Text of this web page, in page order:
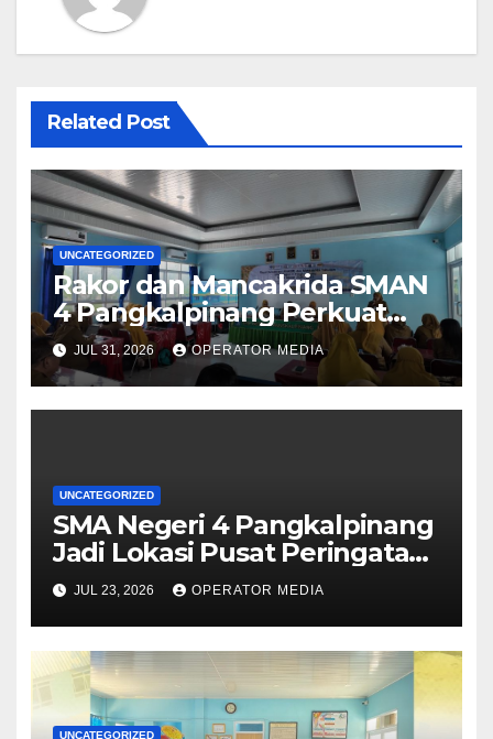
Related Post
UNCATEGORIZED
Rakor dan Mancakrida SMAN
4 Pangkalpinang Perkuat
Kolaborasi Wujudkan Sekolah
Aman, Nyaman, dan
Menyenangkan
JUL 31, 2026 OPERATOR MEDIA
UNCATEGORIZED
SMA Negeri 4 Pangkalpinang
Jadi Lokasi Pusat Peringatan
Hari Anak Nasional 2026 di
Bangka Belitung
JUL 23, 2026 OPERATOR MEDIA
UNCATEGORIZED